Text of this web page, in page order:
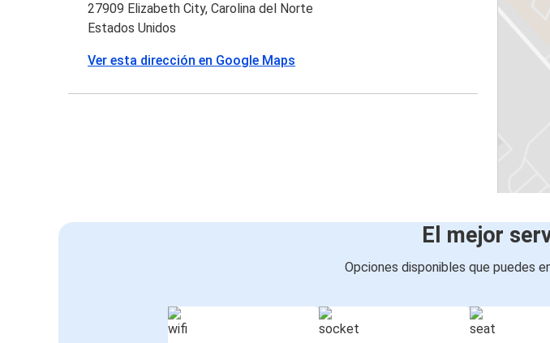
27909 Elizabeth City, Carolina del Norte
Estados Unidos
Ver esta dirección en Google Maps
El mejor
Opciones disponibles que puedes